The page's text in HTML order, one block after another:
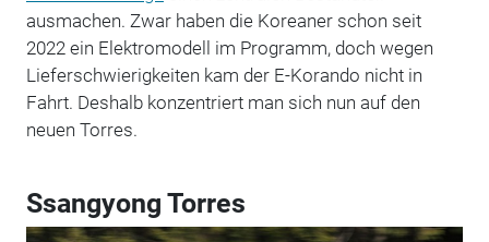
ausmachen. Zwar haben die Koreaner schon seit
2022 ein Elektromodell im Programm, doch wegen
Lieferschwierigkeiten kam der E-Korando nicht in
Fahrt. Deshalb konzentriert man sich nun auf den
neuen Torres.
Ssangyong Torres